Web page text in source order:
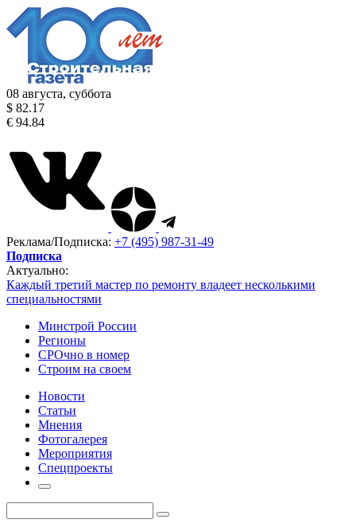
08 августа, суббота
$ 82.17
€ 94.84
Реклама/Подписка: +7 (495) 987-31-49
Подписка
Актуально:
Каждый третий мастер по ремонту владеет несколькими
специальностями
Минстрой России
Регионы
СРОчно в номер
Строим на своем
Новости
Статьи
Мнения
Фотогалерея
Мероприятия
Спецпроекты